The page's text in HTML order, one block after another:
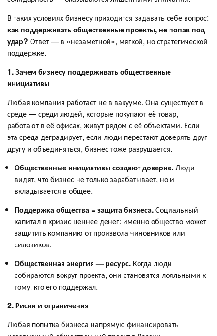
В таких условиях бизнесу приходится задавать себе вопрос:
как поддерживать общественные проекты, не попав под
удар? Ответ — в «незаметной», мягкой, но стратегической
поддержке.
1. Зачем бизнесу поддерживать общественные
инициативы
Любая компания работает не в вакууме. Она существует в
среде — среди людей, которые покупают её товар,
работают в её офисах, живут рядом с её объектами. Если
эта среда деградирует, если люди перестают доверять друг
другу и объединяться, бизнес тоже разрушается.
Общественные инициативы создают доверие.Люди
видят, что бизнес не только зарабатывает, но и
вкладывается в общее.
Поддержка общества = защита бизнеса.Социальный
капитал в кризис ценнее денег: именно общество может
защитить компанию от произвола чиновников или
силовиков.
Общественная энергия — ресурс. Когда люди
собираются вокруг проекта, они становятся лояльными к
тому, кто его поддержал.
2. Риски и ограничения
Любая попытка бизнеса напрямую финансировать